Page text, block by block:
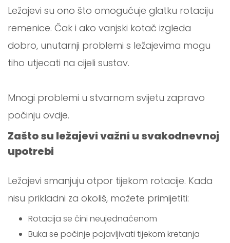
Ležajevi su ono što omogućuje glatku rotaciju
remenice. Čak i ako vanjski kotač izgleda
dobro, unutarnji problemi s ležajevima mogu
tiho utjecati na cijeli sustav.
Mnogi problemi u stvarnom svijetu zapravo
počinju ovdje.
Zašto su ležajevi važni u svakodnevnoj
upotrebi
Ležajevi smanjuju otpor tijekom rotacije. Kada
nisu prikladni za okoliš, možete primijetiti:
Rotacija se čini neujednačenom
Buka se počinje pojavljivati tijekom kretanja